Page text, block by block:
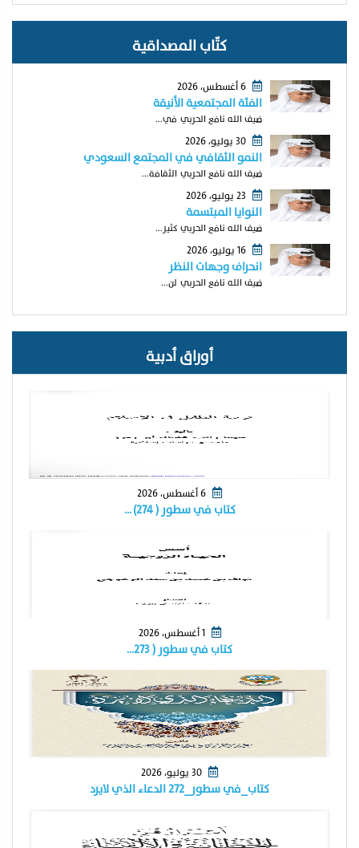
كتّاب المصداقية
6 أغسطس، 2026
الفئة المجتمعية الأنيقة
ضيف الله نافع الحربي في...
30 يوليو، 2026
النمو الثقافي في المجتمع السعودي
ضيف الله نافع الحربي الثقافة...
النوايا المبتسمة
ضيف الله نافع الحربي كثير...
16 يوليو، 2026
انحراف وجهات النظر
ضيف الله نافع الحربي لن...
أوراق أدبية
كتاب في سطور ( ٢٧٤) …
1 أغسطس، 2026
كتاب في سطور ( ٢٧٣…
كتاب_في سطور_٢٧٢ الدعاء الذي لايرد